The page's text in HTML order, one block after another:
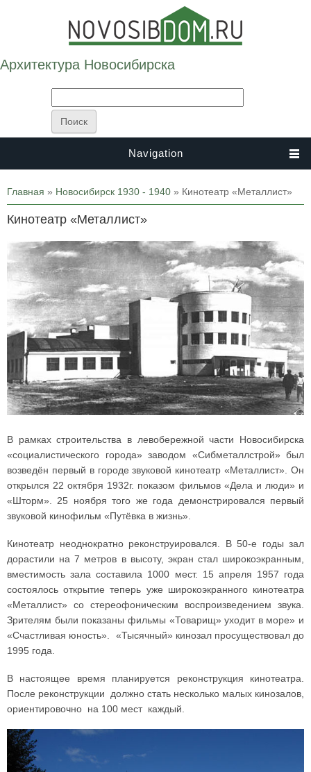
Архитектура Новосибирска
Navigation
Вы здесь
Главная » Новосибирск 1930 - 1940 » Кинотеатр «Металлист»
Кинотеатр «Металлист»
В рамках строительства в левобережной части Новосибирска
«социалистического города» заводом «Сибметаллстрой» был
возведён первый в городе звуковой кинотеатр «Металлист». Он
открылся 22 октября 1932г. показом фильмов «Дела и люди» и
«Шторм». 25 ноября того же года демонстрировался первый
звуковой кинофильм «Путёвка в жизнь».
Кинотеатр неоднократно реконструировался. В 50-е годы зал
дорастили на 7 метров в высоту, экран стал широкоэкранным,
вместимость зала составила 1000 мест. 15 апреля 1957 года
состоялось открытие теперь уже широкоэкранного кинотеатра
«Металлист» со стереофоническим воспроизведением звука.
Зрителям были показаны фильмы «Товарищ» уходит в море» и
«Счастливая юность». «Тысячный» кинозал просуществовал до
1995 года.
В настоящее время планируется реконструкция кинотеатра.
После реконструкции должно стать несколько малых кинозалов,
ориентировочно на 100 мест каждый.